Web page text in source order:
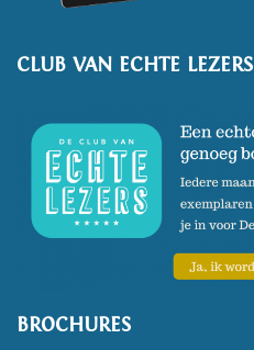
CLUB VAN ECHTE LEZERS
BROCHURES